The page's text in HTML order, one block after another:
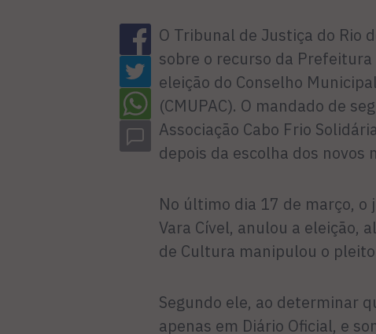
O Tribunal de Justiça do Rio
sobre o recurso da
eleição do Conselho
(CMUPAC). O mandado de
Associação Cabo Frio
depois da escolha dos novos
No último dia 17 de março, o
Vara Cível, anulou a eleição,
de Cultura manipulou o
Segundo ele, ao determinar
apenas em Diário Oficial, e